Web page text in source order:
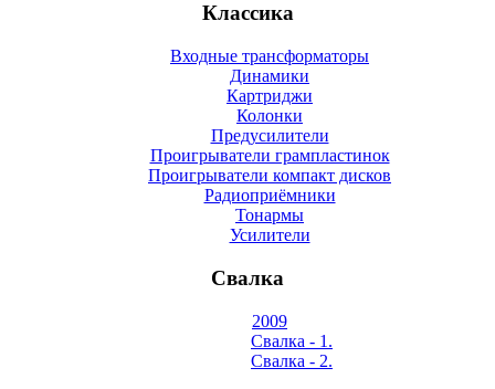
Классика
Входные трансформаторы
Динамики
Картриджи
Колонки
Предусилители
Проигрыватели грампластинок
Проигрыватели компакт дисков
Радиоприёмники
Тонармы
Усилители
Свалка
2009
Свалка - 1.
Свалка - 2.